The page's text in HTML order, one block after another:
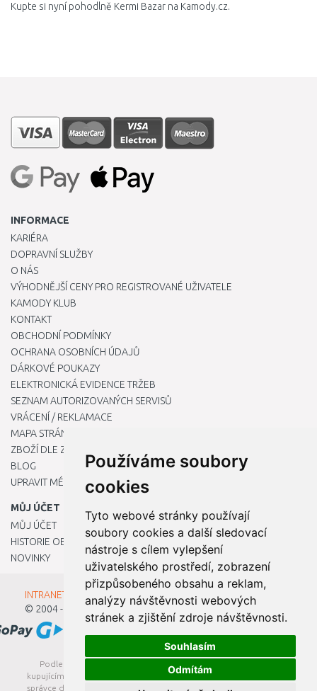
Používáme soubory
cookies
Tyto webové stránky používají
soubory cookies a další sledovací
nástroje s cílem vylepšení
uživatelského prostředí, zobrazení
přizpůsobeného obsahu a reklam,
analýzy návštěvnosti webových
stránek a zjištění zdroje návštěvnosti.
Souhlasím
Odmítám
Kupte si nyní pohodlně Kermi Bazar na Kamody.cz.
INFORMACE
KARIÉRA
DOPRAVNÍ SLUŽBY
O NÁS
VÝHODNĚJŠÍ CENY PRO REGISTROVANÉ UŽIVATELE
KAMODY KLUB
KONTAKT
OBCHODNÍ PODMÍNKY
OCHRANA OSOBNÍCH ÚDAJŮ
DÁRKOVÉ POUKAZY
ELEKTRONICKÁ EVIDENCE TRŽEB
SEZNAM AUTORIZOVANÝCH SERVISŮ
VRÁCENÍ / REKLAMACE
MAPA STRÁNKY
ZBOŽÍ DLE ZNAČEK
BLOG
UPRAVIT MÉ PŘEDVOLBY COOKIES
MŮJ ÚČET
MŮJ ÚČET
HISTORIE OBJEDNÁVEK
NOVINKY
INTRANET - Přihlášení pro zaměstnance
© 2004 - 2026
Kamody s.r.o.
Podle zákona o evidenci tržeb je prodávající povinen vystavit
kupujícímu účtenku. Zároveň je povinen zaevidovat přijatou tržbu u
správce daně online; v případě technického výpadku pak nejpozději